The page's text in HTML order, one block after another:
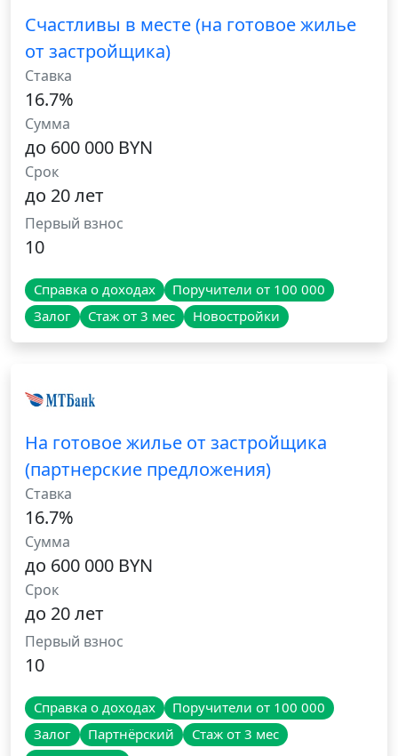
Счастливы в месте (на готовое жилье
от застройщика)
Ставка
16.7%
Сумма
до 600 000 BYN
Срок
до 20 лет
Первый взнос
10
Справка о доходах
Поручители от 100 000
Залог
Стаж от 3 мес Новостройки
На готовое жилье от застройщика
(партнерские предложения)
Ставка
16.7%
Сумма
до 600 000 BYN
Срок
до 20 лет
Первый взнос
10
Справка о доходах
Поручители от 100 000
Залог
Партнёрский
Стаж от 3 мес